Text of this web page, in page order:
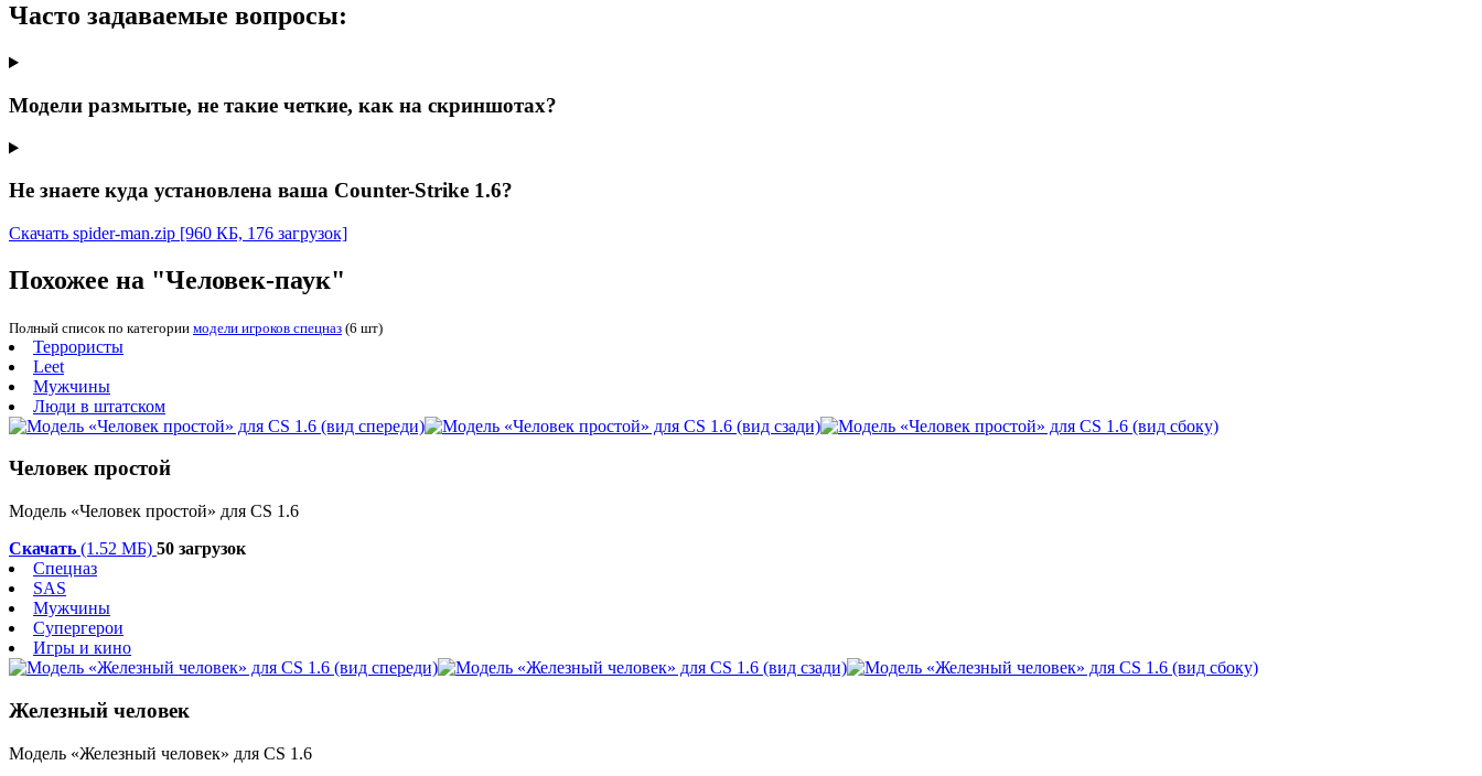
Часто задаваемые вопросы:
Модели размытые, не такие четкие, как на скриншотах?
Не знаете куда установлена ваша Counter-Strike 1.6?
Скачать spider-man.zip [960 КБ, 176 загрузок]
Похожее на "Человек-паук"
Полный список по категории модели игроков спецназ (6 шт)
Террористы
Leet
Мужчины
Люди в штатском
Человек простой
Модель «Человек простой» для CS 1.6
Скачать (1.52 МБ) 50 загрузок
Спецназ
SAS
Мужчины
Супергерои
Игры и кино
Железный человек
Модель «Железный человек» для CS 1.6